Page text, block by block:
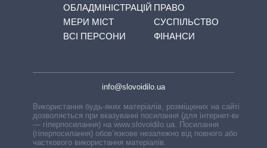
ОБЛАДМІНІСТРАЦІЙ
МЕРИ МІСТ
ВСІ ПЕРСОНИ
ПРАВО
СУСПІЛЬСТВО
ФІНАНСИ
info@slovoidilo.ua
Використання будь-яких матеріалів, розміщених на сайті,
дозволяється при вказуванні посилання (для інтернет-видань
— гіперпосилання) на www.slovoidilo.ua. Посилання
(гіперпосилання) обов’язкове незалежно від повного або
часткового використання матеріалів.